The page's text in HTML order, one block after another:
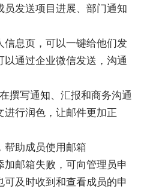
发送项目进展、部门通知
息页，可以一键给他们发
通过企业微信发送，沟通
写通知、汇报和商务沟通
进行润色，让邮件更加正
助成员使用邮箱
邮箱失败，可向管理员申
及时收到和查看成员的申